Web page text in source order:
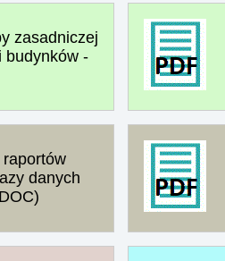
zasadniczej
budynków -
danych